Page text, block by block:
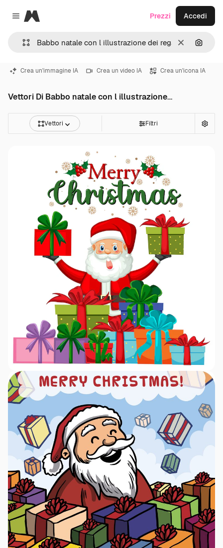
Close menu
Magnific
CancellaCerca
Prezzi Accedi
Crea un'immagine IA Crea un video IA Crea un'icona IA
Vettori Di Babbo natale con l illustrazione dei regali
Vettori Filtri